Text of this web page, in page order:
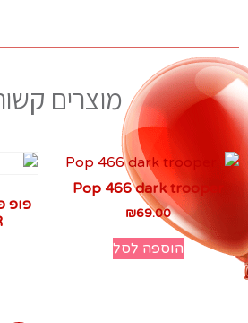
מוצרים
Pop 466 dark trooper
₪69.00
הוספה לסל